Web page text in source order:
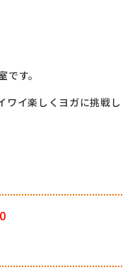
す。
ワイ楽しくヨガに挑戦し